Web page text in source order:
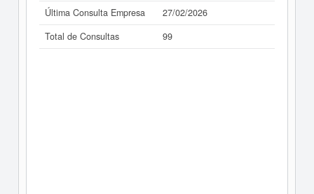
Última Consulta Empresa
27/02/2026
Total de Consultas
99